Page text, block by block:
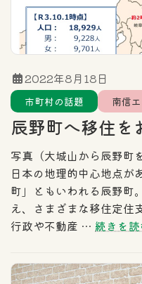
カテゴリー一覧
北信エリア
中信エリア
フリーワード検索
市町村の話題 南信
辰野町へ移住を
2022年8月18日
写真（大城山から辰野町
日本の地理的中心地点が
町」ともいわれる辰野町
え、さまざまな移住定住
行政や不動産 … 続きを